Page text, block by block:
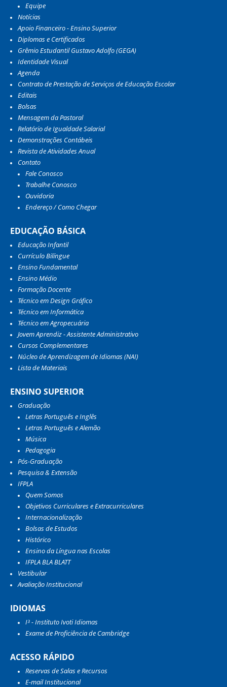
Equipe
Notícias
Apoio Financeiro - Ensino Superior
Diplomas e Certificados
Grêmio Estudantil Gustavo Adolfo (GEGA)
Identidade Visual
Agenda
Contrato de Prestação de Serviços de Educação Escolar
Editais
Bolsas
Mensagem da Pastoral
Relatório de Igualdade Salarial
Demonstrações Contábeis
Revista de Atividades Anual
Contato
Fale Conosco
Trabalhe Conosco
Ouvidoria
Endereço / Como Chegar
EDUCAÇÃO BÁSICA
Educação Infantil
Currículo Bilíngue
Ensino Fundamental
Ensino Médio
Formação Docente
Técnico em Design Gráfico
Técnico em Informática
Técnico em Agropecuária
Jovem Aprendiz - Assistente Administrativo
Cursos Complementares
Núcleo de Aprendizagem de Idiomas (NAI)
Lista de Materiais
ENSINO SUPERIOR
Graduação
Letras Português e Inglês
Letras Português e Alemão
Música
Pedagogia
Pós-Graduação
Pesquisa & Extensão
IFPLA
Quem Somos
Objetivos Curriculares e Extracurriculares
Internacionalização
Bolsas de Estudos
Histórico
Ensino da Língua nas Escolas
IFPLA BLA BLATT
Vestibular
Avaliação Institucional
IDIOMAS
I³ - Instituto Ivoti Idiomas
Exame de Proficiência de Cambridge
ACESSO RÁPIDO
Reservas de Salas e Recursos
E-mail Institucional